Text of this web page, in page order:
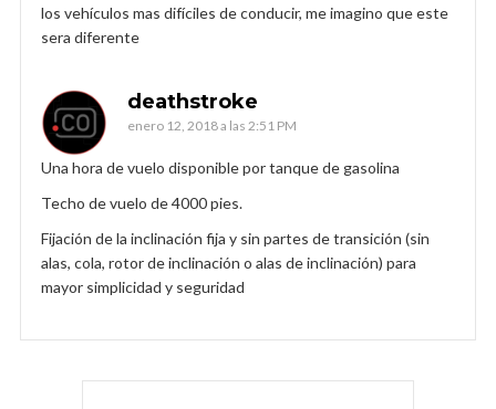
los vehículos mas difíciles de conducir, me imagino que este
sera diferente
deathstroke
enero 12, 2018 a las 2:51 PM
Una hora de vuelo disponible por tanque de gasolina
Techo de vuelo de 4000 pies.
Fijación de la inclinación fija y sin partes de transición (sin
alas, cola, rotor de inclinación o alas de inclinación) para
mayor simplicidad y seguridad